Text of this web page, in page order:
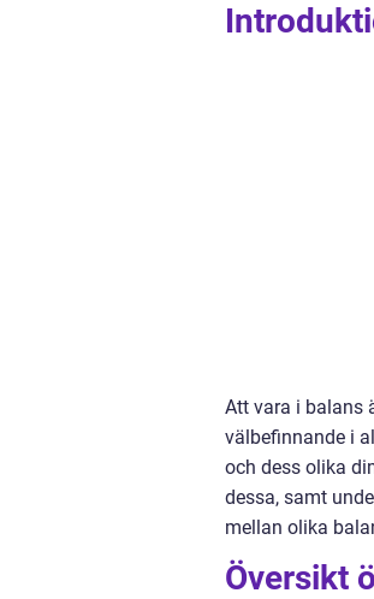
Att vara i balans
välbefinnande i
och dess olika
dessa, samt
mellan olika
Översikt